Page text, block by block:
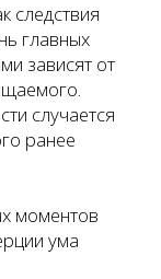
следствия
главных
зависят от
случается
ранее
моментов
ума